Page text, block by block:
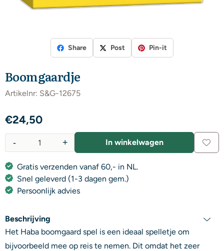
Share Post Pin-it
Boomgaardje
Artikelnr: S&G-12675
€24,50
+
- In winkelwagen
Gratis verzenden vanaf 60,- in NL.
Snel geleverd (1-3 dagen gem.)
Persoonlijk advies
Beschrijving
Het Haba boomgaard spel is een ideaal spelletje om
bijvoorbeeld mee op reis te nemen. Dit omdat het zeer